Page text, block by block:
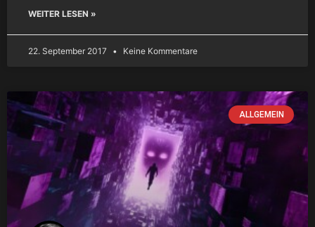
WEITER LESEN »
22. September 2017 Keine Kommentare
ALLGEMEIN